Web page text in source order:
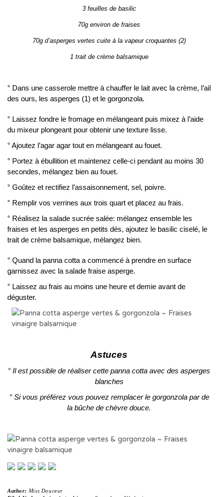
3 feuilles de basilic
70g environ de fraises
70g d’asperges vertes cuite à la vapeur croquantes (2)
1 trait de crème balsamique
° Dans une casserole mettre à chauffer le lait avec la crème, l’ail
des ours, les asperges (1) et le gorgonzola.
° Laissez fondre le fromage en mélangeant puis mixez à l’aide
du mixeur plongeant pour obtenir une texture lisse.
° Ajoutez l’agar agar tout en mélangeant au fouet.
° Portez à ébullition et maintenez celle-ci pendant au moins 30
secondes, mélangez bien au fouet.
° Goûtez et rectifiez l’assaisonnement, sel, poivre.
° Remplir vos verrines aux trois quart et placez au frais.
° Réalisez la salade sucrée salée: mélangez ensemble les
fraises et les asperges en petits dés, ajoutez le basilic ciselé, le
trait de crème balsamique, mélangez bien.
° Quand la panna cotta a commencé à prendre en surface
garnissez avec la salade fraise asperge.
° Laissez au frais au moins une heure et demie avant de
déguster.
Astuces
° Il est possible de réaliser cette panna cotta avec des asperges
blanches
° Si vous préférez vous pouvez remplacer le gorgonzola par de
la bûche de chèvre douce.
Author: Miss Douceur